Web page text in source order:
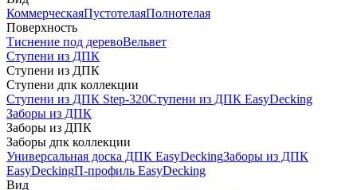
КоммерческаяПустотелаяПолнотелая
Поверхность
Тиснение под деревоВельвет
Ступени из ДПК
Ступени из ДПК
Ступени дпк коллекции
Ступени из ДПК Step-320Ступени из ДПК EasyDecking
Заборы из ДПК
Заборы из ДПК
Заборы дпк коллекции
Универсальная доска ДПК EasyDeckingЗаборы из ДПК
EasyDeckingП-профиль EasyDecking
Вид